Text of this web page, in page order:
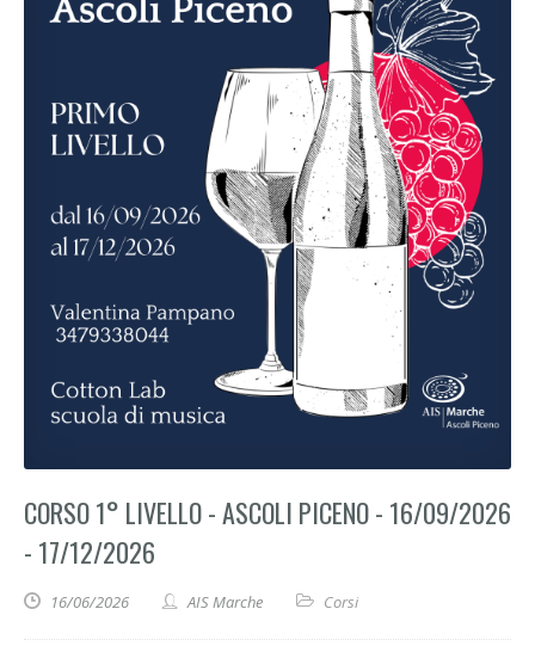
CORSO 1° LIVELLO - ASCOLI PICENO - 16/09/2026
- 17/12/2026
16/06/2026 AIS Marche Corsi